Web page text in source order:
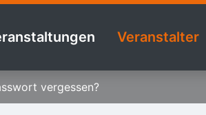
Veranstalter
vergessen?